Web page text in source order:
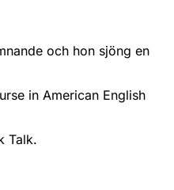
och hon sjöng en
in American English
Talk.